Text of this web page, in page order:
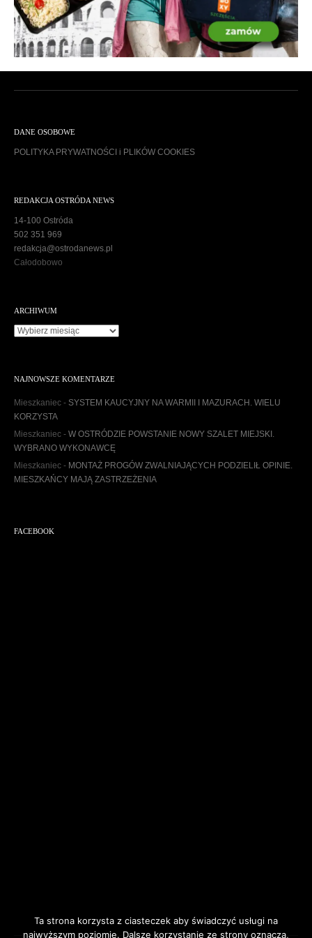
DANE OSOBOWE
POLITYKA PRYWATNOŚCI i PLIKÓW COOKIES
REDAKCJA OSTRÓDA NEWS
14-100 Ostróda
502 351 969
redakcja@ostrodanews.pl
Całodobowo
ARCHIWUM
A
w
u
NAJNOWSZE KOMENTARZE
Mieszkaniec - SYSTEM KAUCYJNY NA WARMII I MAZURACH. WIELU
KORZYSTA
Mieszkaniec - W OSTRÓDZIE POWSTANIE NOWY SZALET MIEJSKI.
WYBRANO WYKONAWCĘ
Mieszkaniec - MONTAŻ PROGÓW ZWALNIAJĄCYCH PODZIELIŁ OPINIE.
MIESZKAŃCY MAJĄ ZASTRZEŻENIA
FACEBOOK
Ta strona korzysta z ciasteczek aby świadczyć usługi na
najwyższym poziomie. Dalsze korzystanie ze strony oznacza,